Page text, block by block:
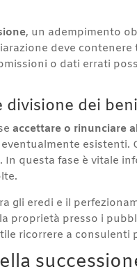
, un adempimento
deve
o dati errati
divisione dei beni
accettare o rinunciare
eventualmente esistenti.
questa fase è vitale
gli eredi e il
proprietà presso i
ricorrere a